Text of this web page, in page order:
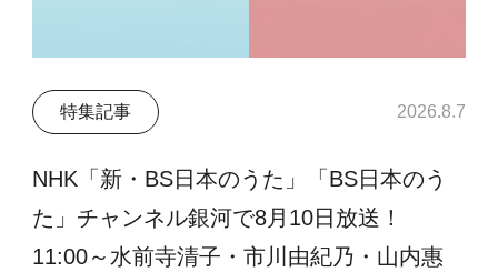
特集記事 2026.8.7
NHK「新・BS日本のうた」「BS日本のう
た」チャンネル銀河で8月10日放送！
11:00～水前寺清子・市川由紀乃・山内惠